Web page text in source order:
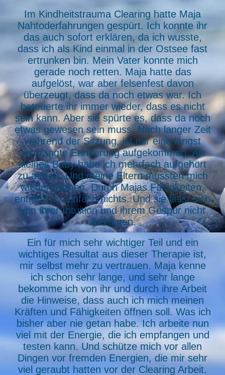
Im Kindheitstrauma Clearing hatte Maja
Nahtoderfahrungen gespürt. Ich konnte ihr
das auch sofort erklären, da ich wusste,
dass ich als Kind einmal in der Ostsee fast
ertrunken bin. Mein Vater konnte mich
gerade noch retten. Maja hatte das
aufgelöst, war aber felsenfest davon
überzeugt, dass da noch etwas war. Ich
beteuerte ihr immer wieder, dass es nicht
sein kann. Aber sie spürte es, dass da noch
etwas gewesen sein muss. Nach langer Zeit
während der Sitzung, ist mir eine längst
verdrängte Erinnerung aufgekommen. Als
kleines Baby habe ich mehrfach aufgehört
zu atmen. Und meine Eltern mussten mich
wiederbeleben. Durch Majas Fähigkeiten,
entgeht ihr einfach nichts. Und sie lässt sich
von ihrer Intuition und ihrem Gespür nicht
abbringen.
Ein für mich sehr wichtiger Teil und ein
wichtiges Resultat aus dieser Therapie ist,
mir selbst mehr zu vertrauen. Maja kenne
ich schon sehr lange, und sehr lange
bekomme ich von ihr und durch ihre Arbeit
die Hinweise, dass auch ich mich meinen
Kräften und Fähigkeiten öffnen soll. Was ich
bisher aber nie getan habe. Ich arbeite nun
viel mit der Energie, die ich empfangen und
testen kann. Und schütze mich vor allen
Dingen vor fremden Energien, die mir sehr
viel geraubt hatten vor der Clearing Arbeit.